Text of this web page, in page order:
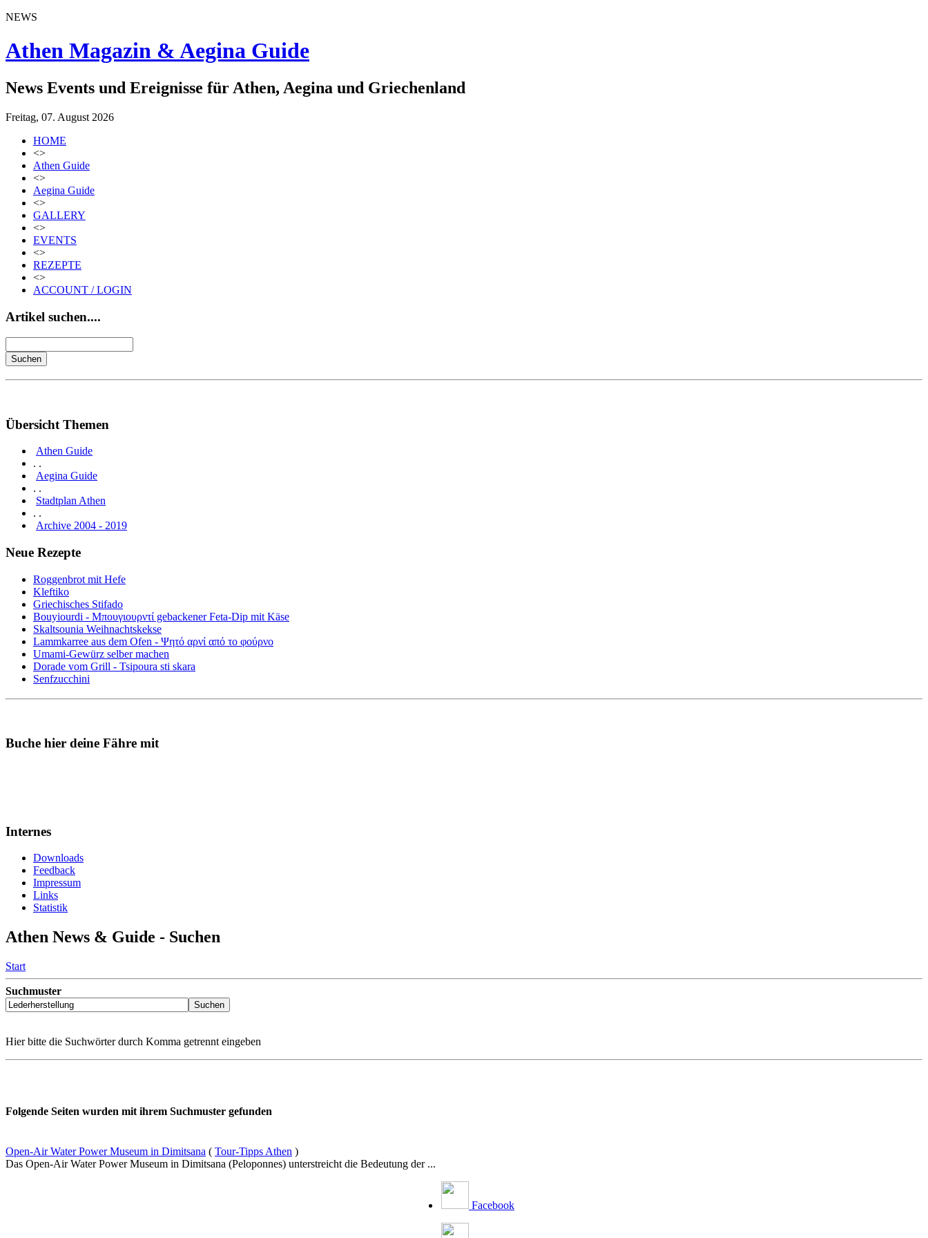
NEWS
Athen Magazin & Aegina Guide
News Events und Ereignisse für Athen, Aegina und Griechenland
Freitag, 07. August 2026
HOME
<>
Athen Guide
<>
Aegina Guide
<>
GALLERY
<>
EVENTS
<>
REZEPTE
<>
ACCOUNT / LOGIN
Artikel suchen....
Übersicht Themen
Athen Guide
. .
Aegina Guide
. .
Stadtplan Athen
. .
Archive 2004 - 2019
Neue Rezepte
Roggenbrot mit Hefe
Kleftiko
Griechisches Stifado
Bouyiourdi - Μπουγιουρντί gebackener Feta-Dip mit Käse
Skaltsounia Weihnachtskekse
Lammkarree aus dem Ofen - Ψητό αρνί από το φούρνο
Umami-Gewürz selber machen
Dorade vom Grill - Tsipoura sti skara
Senfzucchini
Buche hier deine Fähre mit
Internes
Downloads
Feedback
Impressum
Links
Statistik
Athen News & Guide - Suchen
Start
Suchmuster
Hier bitte die Suchwörter durch Komma getrennt eingeben
Folgende Seiten wurden mit ihrem Suchmuster gefunden
Open-Air Water Power Museum in Dimitsana ( Tour-Tipps Athen )
Das Open-Air Water Power Museum in Dimitsana (Peloponnes) unterstreicht die Bedeutung der ...
Facebook